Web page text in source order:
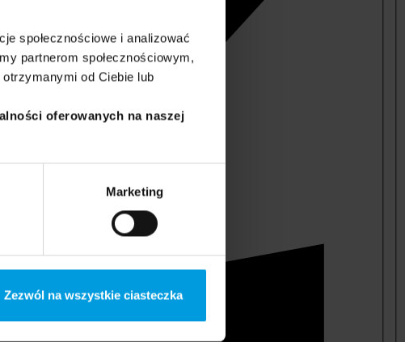
społecznościowe i analizować
partnerom społecznościowym,
od Ciebie lub
oferowanych na naszej
Marketing
Zezwól na wszystkie ciasteczka